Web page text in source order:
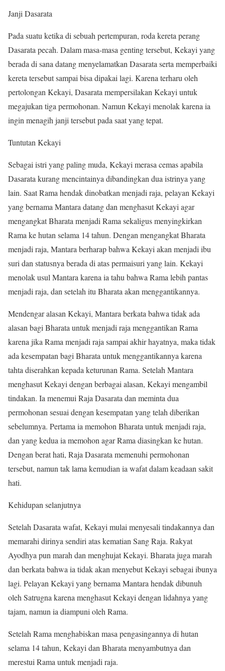
Janji Dasarata
Pada suatu ketika di sebuah pertempuran, roda kereta perang
Dasarata pecah. Dalam masa-masa genting tersebut, Kekayi yang
berada di sana datang menyelamatkan Dasarata serta memperbaiki
kereta tersebut sampai bisa dipakai lagi. Karena terharu oleh
pertolongan Kekayi, Dasarata mempersilakan Kekayi untuk
megajukan tiga permohonan. Namun Kekayi menolak karena ia
ingin menagih janji tersebut pada saat yang tepat.
Tuntutan Kekayi
Sebagai istri yang paling muda, Kekayi merasa cemas apabila
Dasarata kurang mencintainya dibandingkan dua istrinya yang
lain. Saat Rama hendak dinobatkan menjadi raja, pelayan Kekayi
yang bernama Mantara datang dan menghasut Kekayi agar
mengangkat Bharata menjadi Rama sekaligus menyingkirkan
Rama ke hutan selama 14 tahun. Dengan mengangkat Bharata
menjadi raja, Mantara berharap bahwa Kekayi akan menjadi ibu
suri dan statusnya berada di atas permaisuri yang lain. Kekayi
menolak usul Mantara karena ia tahu bahwa Rama lebih pantas
menjadi raja, dan setelah itu Bharata akan menggantikannya.
Mendengar alasan Kekayi, Mantara berkata bahwa tidak ada
alasan bagi Bharata untuk menjadi raja menggantikan Rama
karena jika Rama menjadi raja sampai akhir hayatnya, maka tidak
ada kesempatan bagi Bharata untuk menggantikannya karena
tahta diserahkan kepada keturunan Rama. Setelah Mantara
menghasut Kekayi dengan berbagai alasan, Kekayi mengambil
tindakan. Ia menemui Raja Dasarata dan meminta dua
permohonan sesuai dengan kesempatan yang telah diberikan
sebelumnya. Pertama ia memohon Bharata untuk menjadi raja,
dan yang kedua ia memohon agar Rama diasingkan ke hutan.
Dengan berat hati, Raja Dasarata memenuhi permohonan
tersebut, namun tak lama kemudian ia wafat dalam keadaan sakit
hati.
Kehidupan selanjutnya
Setelah Dasarata wafat, Kekayi mulai menyesali tindakannya dan
memarahi dirinya sendiri atas kematian Sang Raja. Rakyat
Ayodhya pun marah dan menghujat Kekayi. Bharata juga marah
dan berkata bahwa ia tidak akan menyebut Kekayi sebagai ibunya
lagi. Pelayan Kekayi yang bernama Mantara hendak dibunuh
oleh Satrugna karena menghasut Kekayi dengan lidahnya yang
tajam, namun ia diampuni oleh Rama.
Setelah Rama menghabiskan masa pengasingannya di hutan
selama 14 tahun, Kekayi dan Bharata menyambutnya dan
merestui Rama untuk menjadi raja.